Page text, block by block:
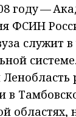
году —
ФСИН
служит
Ленобласть
в
областях,